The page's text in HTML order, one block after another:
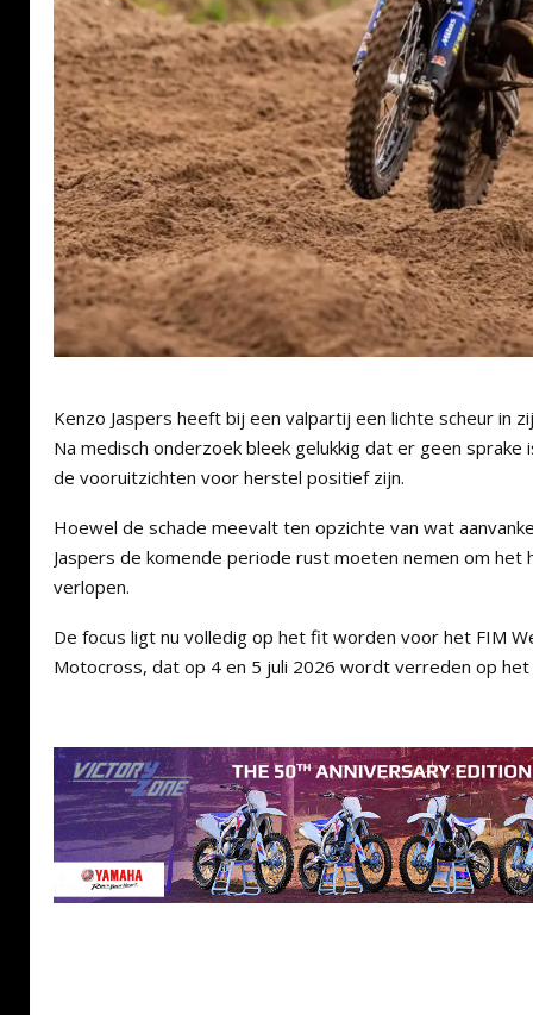
Kenzo Jaspers heeft bij een valpartij een lichte scheur in
Na medisch onderzoek bleek gelukkig dat er geen sprake
de vooruitzichten voor herstel positief zijn.
Hoewel de schade meevalt ten opzichte van wat
Jaspers de komende periode rust moeten nemen om
verlopen.
De focus ligt nu volledig op het fit worden voor het FIM
Motocross, dat op 4 en 5 juli 2026 wordt verreden op het